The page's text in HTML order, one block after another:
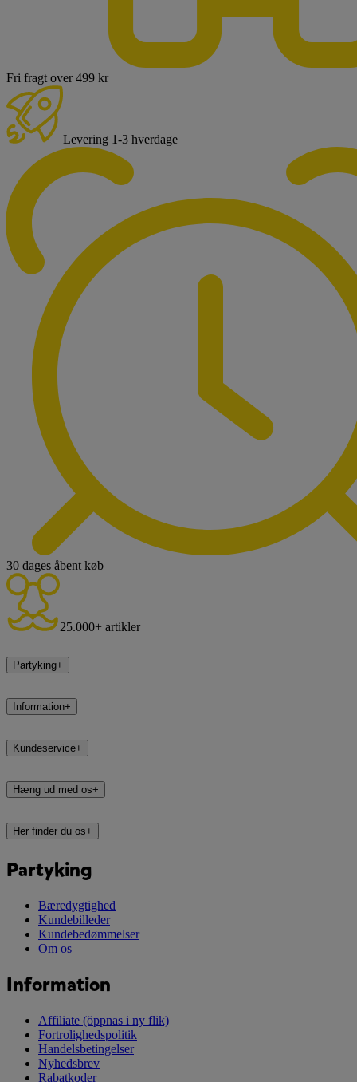
Fri fragt over 499 kr
Levering 1-3 hverdage
30 dages åbent køb
25.000+ artikler
Partyking+
Information+
Kundeservice+
Hæng ud med os+
Her finder du os+
Partyking
Bæredygtighed
Kundebilleder
Kundebedømmelser
Om os
Information
Affiliate (öppnas i ny flik)
Fortrolighedspolitik
Handelsbetingelser
Nyhedsbrev
Rabatkoder